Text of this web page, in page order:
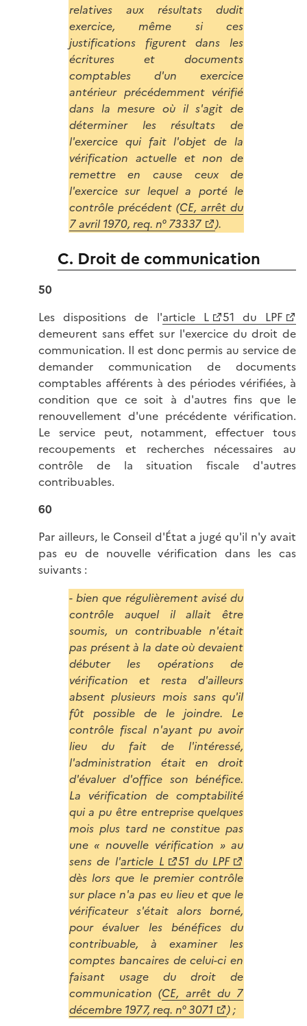
relatives aux résultats dudit
exercice, même si ces
justifications figurent dans les
écritures et documents
comptables d'un exercice
antérieur précédemment vérifié
dans la mesure où il s'agit de
déterminer les résultats de
l'exercice qui fait l'objet de la
vérification actuelle et non de
remettre en cause ceux de
l'exercice sur lequel a porté le
contrôle précédent (CE, arrêt du
7 avril 1970, req. n° 73337
).
C. Droit de communication
50
Les dispositions de l'article L
51 du LPF
demeurent sans effet sur l'exercice du droit de
communication. Il est donc permis au service de
demander communication de documents
comptables afférents à des périodes vérifiées, à
condition que ce soit à d'autres fins que le
renouvellement d'une précédente vérification.
Le service peut, notamment, effectuer tous
recoupements et recherches nécessaires au
contrôle de la situation fiscale d'autres
contribuables.
60
Par ailleurs, le Conseil d'État a jugé qu'il n'y avait
pas eu de nouvelle vérification dans les cas
suivants :
- bien que régulièrement avisé du
contrôle auquel il allait être
soumis, un contribuable n'était
pas présent à la date où devaient
débuter les opérations de
vérification et resta d'ailleurs
absent plusieurs mois sans qu'il
fût possible de le joindre. Le
contrôle fiscal n'ayant pu avoir
lieu du fait de l'intéressé,
l'administration était en droit
d'évaluer d'office son bénéfice.
La vérification de comptabilité
qui a pu être entreprise quelques
mois plus tard ne constitue pas
une « nouvelle vérification » au
sens de l'article L
51 du LPF
dès lors que le premier contrôle
sur place n'a pas eu lieu et que le
vérificateur s'était alors borné,
pour évaluer les bénéfices du
contribuable, à examiner les
comptes bancaires de celui-ci en
faisant usage du droit de
communication (CE, arrêt du 7
décembre 1977, req. n° 3071
) ;